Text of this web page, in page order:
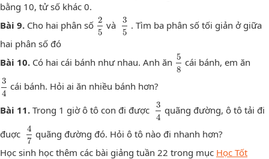
bằng 10, tử số khác 0.
Bài 9. Cho hai phân số 2
5
25 và
3
5
35 . Tìm ba phân số tối giản ở giữa
hai phân số đó
Bài 10. Có hai cái bánh như nhau. Anh ăn 5
8
58 cái bánh, em ăn
3
4
34 cái bánh. Hỏi ai ăn nhiều bánh hơn?
Bài 11. Trong 1 giờ ô tô con đi được
3
4
34 quãng đường, ô tô tải đi
đuợc
4
7
47 quãng đường đó. Hỏi ô tô nào đi nhanh hơn?
Học sinh học thêm các bài giảng tuần 22 trong mục Học Tốt